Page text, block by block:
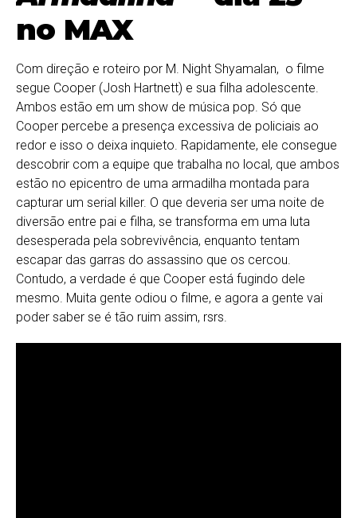
no MAX
Com direção e roteiro por M. Night Shyamalan, o filme
segue Cooper (Josh Hartnett) e sua filha adolescente.
Ambos estão em um show de música pop. Só que
Cooper percebe a presença excessiva de policiais ao
redor e isso o deixa inquieto. Rapidamente, ele consegue
descobrir com a equipe que trabalha no local, que ambos
estão no epicentro de uma armadilha montada para
capturar um serial killer. O que deveria ser uma noite de
diversão entre pai e filha, se transforma em uma luta
desesperada pela sobrevivência, enquanto tentam
escapar das garras do assassino que os cercou.
Contudo, a verdade é que Cooper está fugindo dele
mesmo. Muita gente odiou o filme, e agora a gente vai
poder saber se é tão ruim assim, rsrs.